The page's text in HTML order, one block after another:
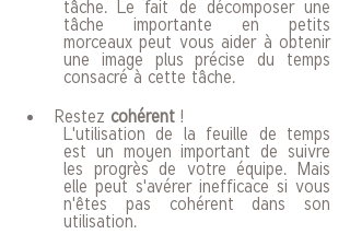
tâche. Le fait de décomposer une
tâche importante en petits
morceaux peut vous aider à obtenir
une image plus précise du temps
consacré à cette tâche.
Restez cohérent !
L'utilisation de la feuille de temps
est un moyen important de suivre
les progrès de votre équipe. Mais
elle peut s'avérer inefficace si vous
n'êtes pas cohérent dans son
utilisation.